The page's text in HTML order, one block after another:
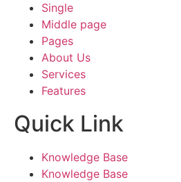
Single
Middle page
Pages
About Us
Services
Features
Quick Link
Knowledge Base
Knowledge Base